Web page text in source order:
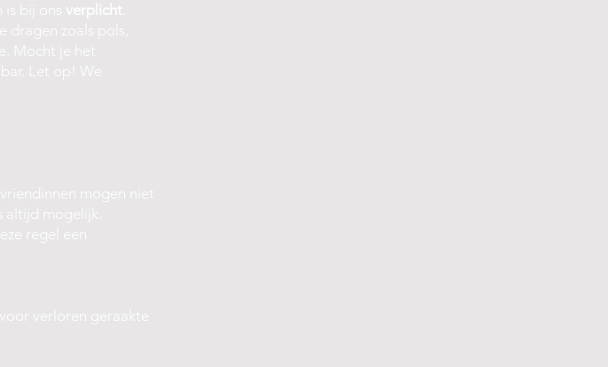
bij ons verplicht
dragen zoals pols,
Mocht je het
Let op! We
mogen niet
mogelijk.
regel een
verloren geraakte